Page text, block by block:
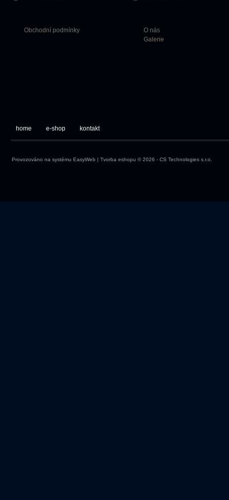
Obchodní podmínky
O nás
Galerie
home e-shop kontakt
Provozováno na systému EasyWeb | Tvorba eshopu © 2026 - CS Technologies s.r.o.